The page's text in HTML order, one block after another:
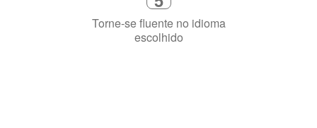
Fique combinado com um instrutor
de idioma nativo e certificado em
sua cidade (ou online)